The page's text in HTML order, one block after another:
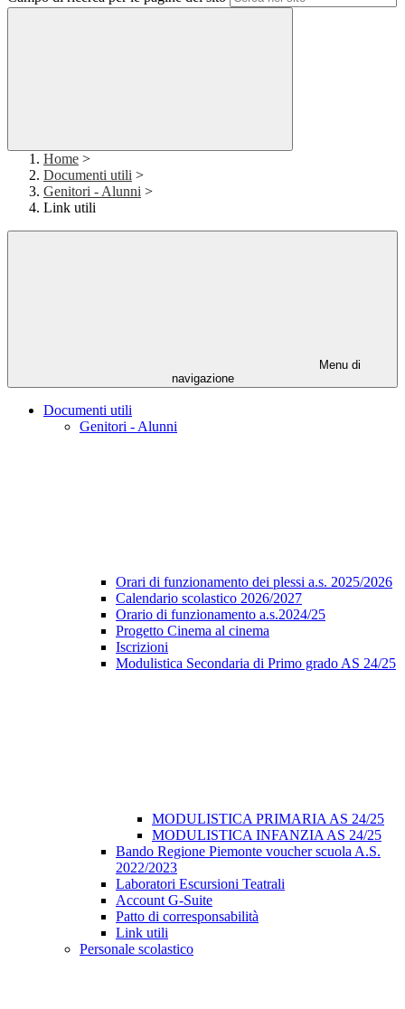
Home >
Documenti utili >
Genitori - Alunni >
Link utili
Menu di
navigazione
Documenti utili
Genitori - Alunni
Orari di funzionamento dei plessi a.s. 2025/2026
Calendario scolastico 2026/2027
Orario di funzionamento a.s.2024/25
Progetto Cinema al cinema
Iscrizioni
Modulistica Secondaria di Primo grado AS 24/25
MODULISTICA PRIMARIA AS 24/25
MODULISTICA INFANZIA AS 24/25
Bando Regione Piemonte voucher scuola A.S.
2022/2023
Laboratori Escursioni Teatrali
Account G-Suite
Patto di corresponsabilità
Link utili
Personale scolastico